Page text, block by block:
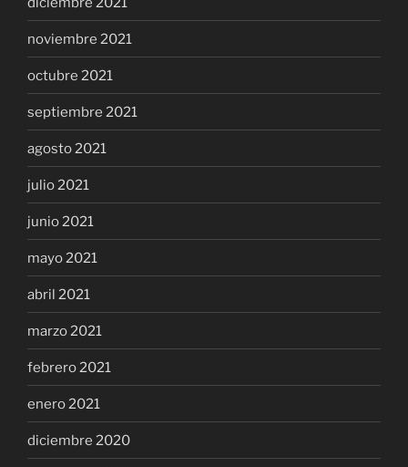
noviembre 2021
octubre 2021
septiembre 2021
agosto 2021
julio 2021
junio 2021
mayo 2021
abril 2021
marzo 2021
febrero 2021
enero 2021
diciembre 2020